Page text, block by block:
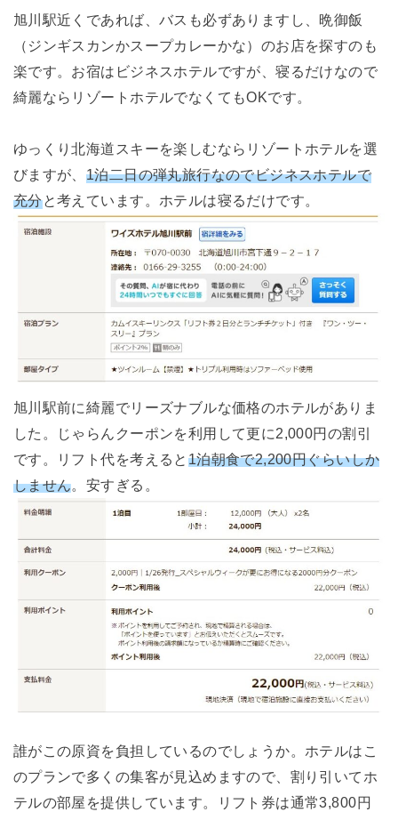
旭川駅近くであれば、バスも必ずありますし、晩御飯
（ジンギスカンかスープカレーかな）のお店を探すのも
楽です。お宿はビジネスホテルですが、寝るだけなので
綺麗ならリゾートホテルでなくてもOKです。
ゆっくり北海道スキーを楽しむならリゾートホテルを選
びますが、 1泊二日の弾丸旅行なのでビジネスホテルで
充分と考えています。ホテルは寝るだけです。
旭川駅前に綺麗でリーズナブルな価格のホテルがありま
した。じゃらんクーポンを利用して更に2,000円の割引
です。リフト代を考えると 1泊朝食で2,200円ぐらいしか
しません 。安すぎる。
誰がこの原資を負担しているのでしょうか。ホテルはこ
のプランで多くの集客が見込めますので、割り引いてホ
テルの部屋を提供しています。リフト券は通常3,800円